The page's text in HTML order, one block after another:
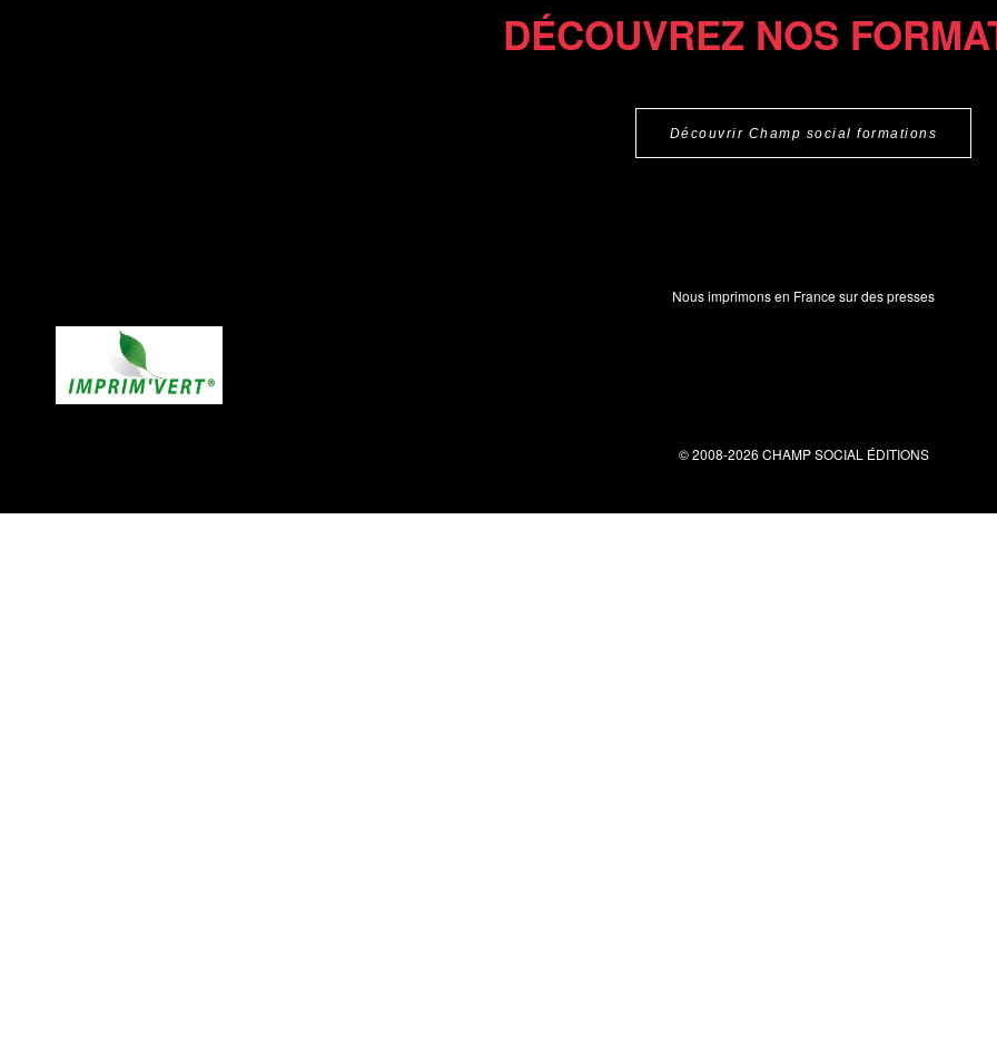
DÉCOUVREZ NOS
Découvrir Champ social formations
Nous imprimons en France sur des presses
© 2008-2026 CHAMP SOCIAL ÉDITIONS